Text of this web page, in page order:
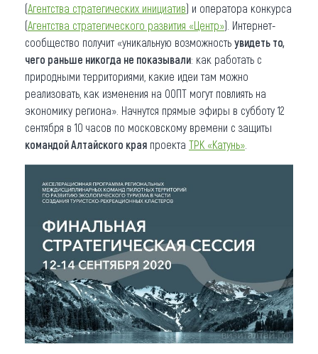
(Агентства стратегических инициатив) и оператора конкурса
(Агентства стратегического развития «Центр»). Интернет-
сообщество получит «уникальную возможность увидеть то,
чего раньше никогда не показывали: как работать с
природными территориями, какие идеи там можно
реализовать, как изменения на ООПТ могут повлиять на
экономику региона». Начнутся прямые эфиры в субботу 12
сентября в 10 часов по московскому времени с защиты
командой Алтайского края проекта ТРК «Катунь»